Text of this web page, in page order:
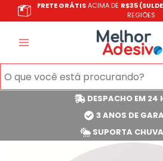
para
FRETE GRÁTISACIMA DE R$35
REGIÕES
DESPACHO EM 24
3 ANOS DE
SUPORTA